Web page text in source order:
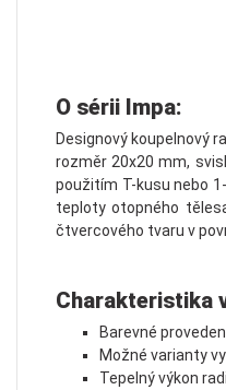
O sérii Impa:
Designový koupelnový
rozměr 20x20 mm,
použitím T-kusu nebo
teploty otopného
čtvercového tvaru v
Charakteristika
Barevné
Možné varianty
Tepelný výkon